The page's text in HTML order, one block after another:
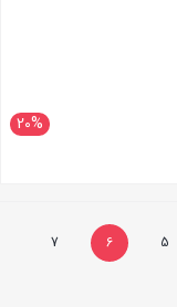
20%
5
6
7